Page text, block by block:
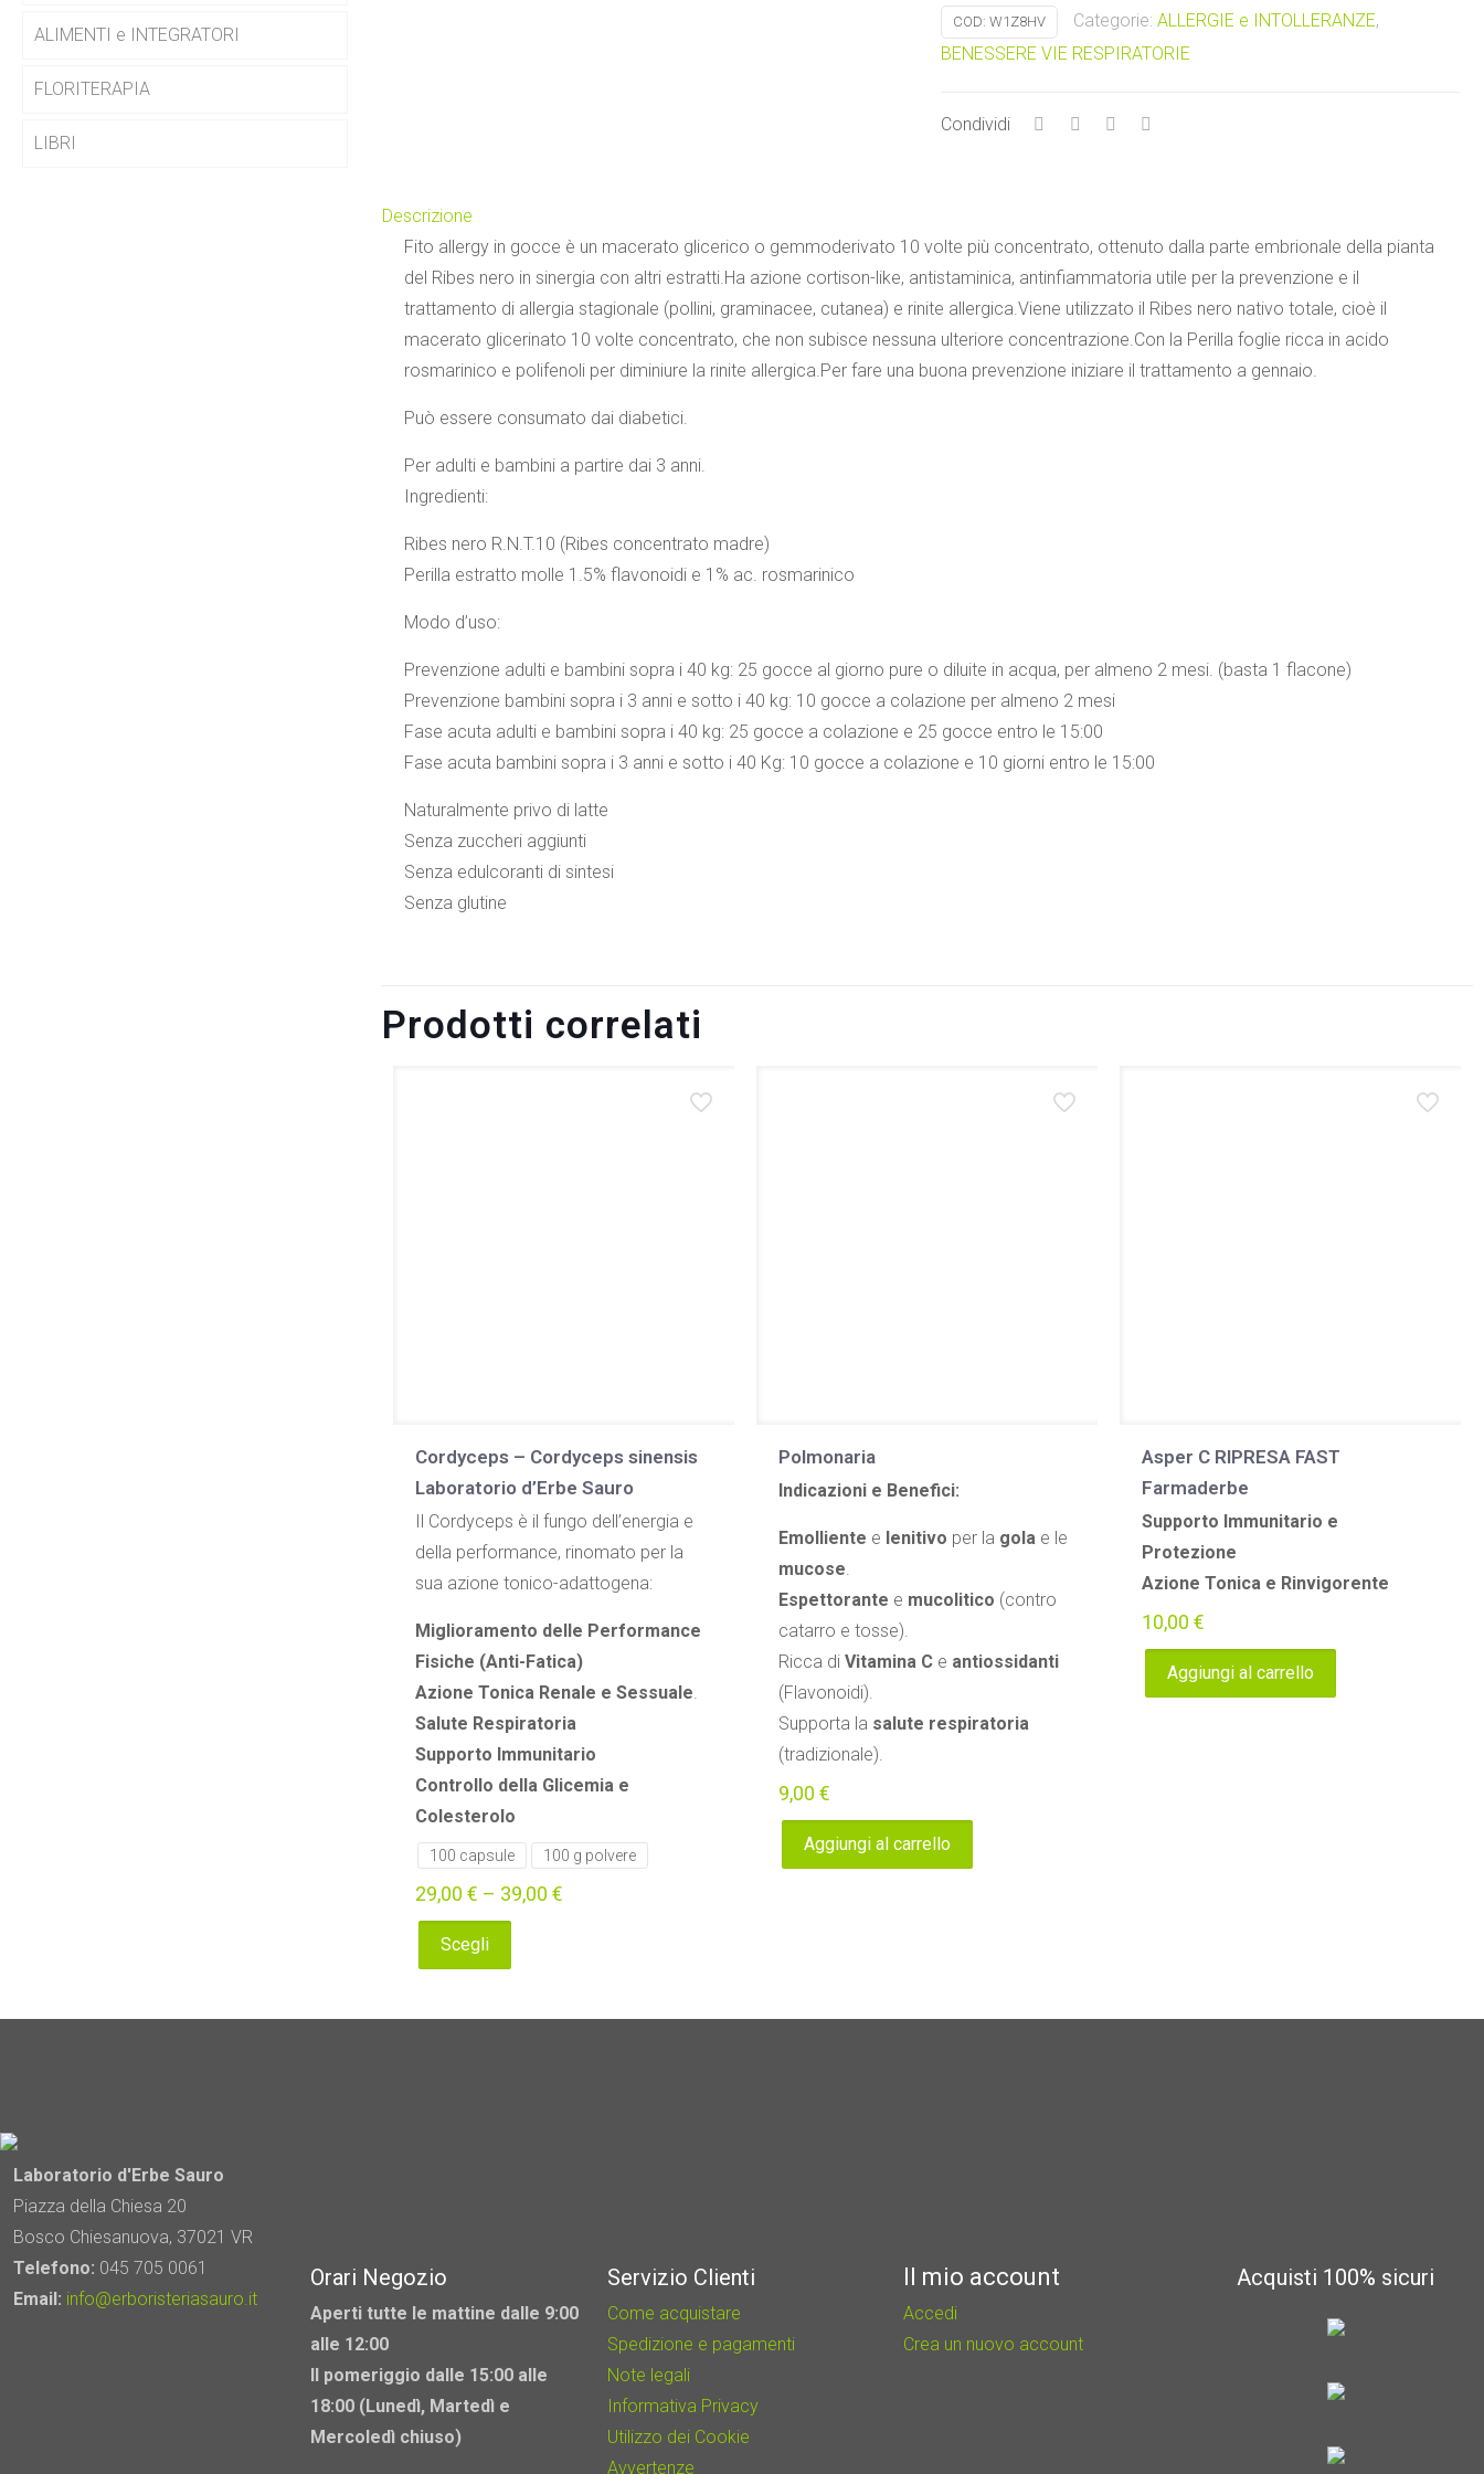
COD: W1Z8HV Categorie: ALLERGIE e INTOLLERANZE,
BENESSERE VIE RESPIRATORIE
Condividi
Descrizione
Fito allergy in gocce è un macerato glicerico o gemmoderivato 10 volte più concentrato, ottenuto dalla parte embrionale della pianta
del Ribes nero in sinergia con altri estratti.Ha azione cortison-like, antistaminica, antinfiammatoria utile per la prevenzione e il
trattamento di allergia stagionale (pollini, graminacee, cutanea) e rinite allergica.Viene utilizzato il Ribes nero nativo totale, cioè il
macerato glicerinato 10 volte concentrato, che non subisce nessuna ulteriore concentrazione.Con la Perilla foglie ricca in acido
rosmarinico e polifenoli per diminiure la rinite allergica.Per fare una buona prevenzione iniziare il trattamento a gennaio.
Può essere consumato dai diabetici.
Per adulti e bambini a partire dai 3 anni.
Ingredienti:
Ribes nero R.N.T.10 (Ribes concentrato madre)
Perilla estratto molle 1.5% flavonoidi e 1% ac. rosmarinico
Modo d’uso:
Prevenzione adulti e bambini sopra i 40 kg: 25 gocce al giorno pure o diluite in acqua, per almeno 2 mesi. (basta 1 flacone)
Prevenzione bambini sopra i 3 anni e sotto i 40 kg: 10 gocce a colazione per almeno 2 mesi
Fase acuta adulti e bambini sopra i 40 kg: 25 gocce a colazione e 25 gocce entro le 15:00
Fase acuta bambini sopra i 3 anni e sotto i 40 Kg: 10 gocce a colazione e 10 giorni entro le 15:00
Naturalmente privo di latte
Senza zuccheri aggiunti
Senza edulcoranti di sintesi
Senza glutine
Prodotti correlati
Cordyceps – Cordyceps sinensis
Laboratorio d’Erbe Sauro
Il Cordyceps è il fungo dell’energia e
della performance, rinomato per la
sua azione tonico-adattogena:
Miglioramento delle Performance
Fisiche (Anti-Fatica)
Azione Tonica Renale e Sessuale.
Salute Respiratoria
Supporto Immunitario
Controllo della Glicemia e
Colesterolo
100 capsule 100 g polvere
29,00 € – 39,00 €
Scegli
ha
nella
Polmonaria
Indicazioni e Benefici:
Emolliente e lenitivo per la golae le
mucose.
Espettorante e mucolitico (contro
catarro e tosse).
Ricca di Vitamina Ce antiossidanti
(Flavonoidi).
Supporta la salute respiratoria
(tradizionale).
9,00 €
Aggiungi al carrello
Asper C RIPRESA FAST
Farmaderbe
Supporto Immunitario e
Protezione
Azione Tonica e Rinvigorente
10,00 €
Aggiungi al carrello
ALIMENTI e INTEGRATORI
FLORITERAPIA
LIBRI
Laboratorio d'Erbe Sauro
Piazza della Chiesa 20
Bosco Chiesanuova, 37021 VR
Telefono: 045 705 0061
Email: info@erboristeriasauro.it
Orari Negozio
Aperti tutte le mattine dalle 9:00
alle 12:00
Il pomeriggio dalle 15:00 alle
18:00 (Lunedì, Martedì e
Mercoledì chiuso)
Servizio Clienti
Come acquistare
Spedizione e pagamenti
Note legali
Informativa Privacy
Utilizzo dei Cookie
Avvertenze
Il mio account
Accedi
Crea un nuovo account
Acquisti 100% sicuri